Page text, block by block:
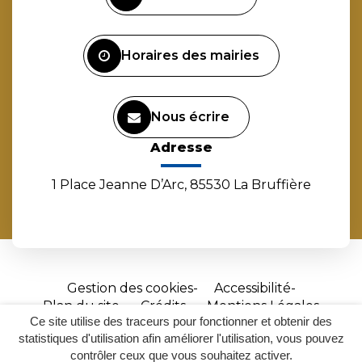
Ce site utilise des traceurs pour fonctionner et obtenir des
statistiques d'utilisation afin améliorer l'utilisation, vous pouvez
contrôler ceux que vous souhaitez activer.
comptecomptecompte
chaîne
Horaires des mairies
Nous écrire
Adresse
1 Place Jeanne D’Arc, 85530 La Bruffière
Gestion des cookies
Accessibilité
Plan du site
Crédits
Mentions Légales
Site
réalisé